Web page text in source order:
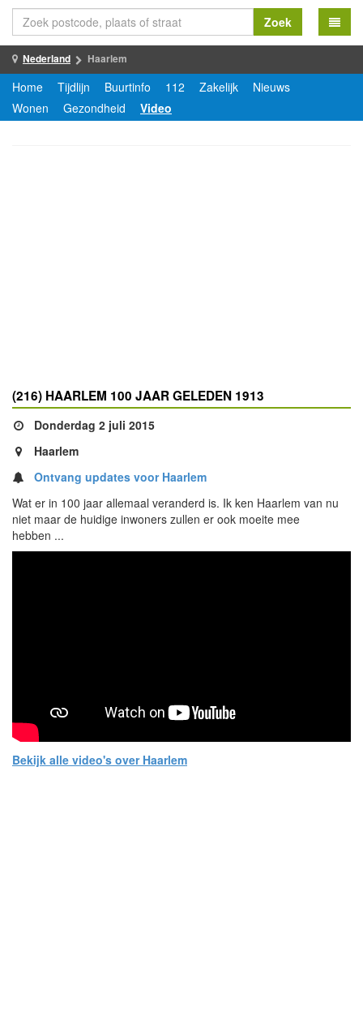
Zoek
Nederland Haarlem
Home Tijdlijn Buurtinfo 112 Zakelijk
Nieuws
Wonen
Gezondheid Video
(216) HAARLEM 100 JAAR GELEDEN 1913
Donderdag 2 juli 2015
Haarlem
Ontvang updates voor Haarlem
Wat er in 100 jaar allemaal veranderd is. Ik ken Haarlem van nu
niet maar de huidige inwoners zullen er ook moeite mee
hebben ...
Bekijk alle video's over Haarlem